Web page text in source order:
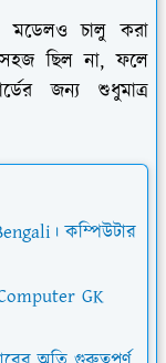
মডেলও চালু করা
ছিল না, ফলে
জন্য শুধুমাত্র
কম্পিউটার
GK